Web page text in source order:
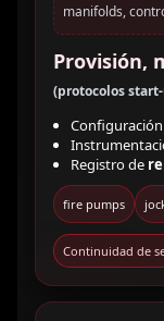
manifolds,
Provisión,
(protocolos
Configuración
Registro de
fire pumps
Continuidad de